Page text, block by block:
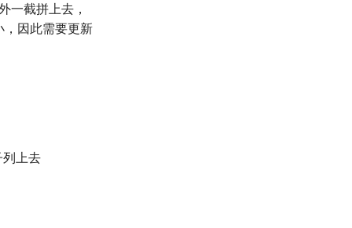
一截拼上去，
，因此需要更新
上去